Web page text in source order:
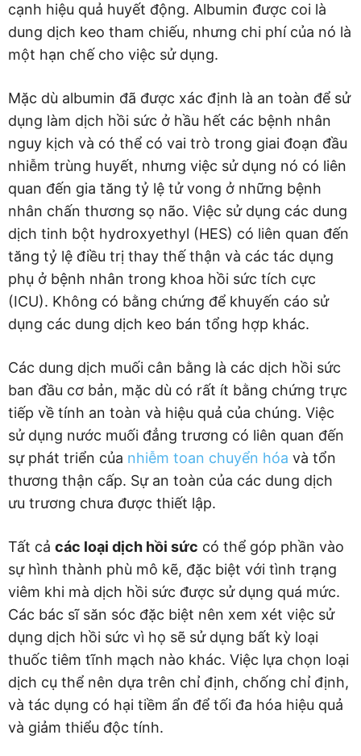
cạnh hiệu quả huyết động. Albumin được coi là
dung dịch keo tham chiếu, nhưng chi phí của nó là
một hạn chế cho việc sử dụng.
Mặc dù albumin đã được xác định là an toàn để sử
dụng làm dịch hồi sức ở hầu hết các bệnh nhân
nguy kịch và có thể có vai trò trong giai đoạn đầu
nhiễm trùng huyết, nhưng việc sử dụng nó có liên
quan đến gia tăng tỷ lệ tử vong ở những bệnh
nhân chấn thương sọ não. Việc sử dụng các dung
dịch tinh bột hydroxyethyl (HES) có liên quan đến
tăng tỷ lệ điều trị thay thế thận và các tác dụng
phụ ở bệnh nhân trong khoa hồi sức tích cực
(ICU). Không có bằng chứng để khuyến cáo sử
dụng các dung dịch keo bán tổng hợp khác.
Các dung dịch muối cân bằng là các dịch hồi sức
ban đầu cơ bản, mặc dù có rất ít bằng chứng trực
tiếp về tính an toàn và hiệu quả của chúng. Việc
sử dụng nước muối đẳng trương có liên quan đến
sự phát triển của nhiễm toan chuyển hóa và tổn
thương thận cấp. Sự an toàn của các dung dịch
ưu trương chưa được thiết lập.
Tất cả các loại dịch hồi sức có thể góp phần vào
sự hình thành phù mô kẽ, đặc biệt với tình trạng
viêm khi mà dịch hồi sức được sử dụng quá mức.
Các bác sĩ săn sóc đặc biệt nên xem xét việc sử
dụng dịch hồi sức vì họ sẽ sử dụng bất kỳ loại
thuốc tiêm tĩnh mạch nào khác. Việc lựa chọn loại
dịch cụ thể nên dựa trên chỉ định, chống chỉ định,
và tác dụng có hại tiềm ẩn để tối đa hóa hiệu quả
và giảm thiểu độc tính.